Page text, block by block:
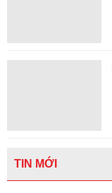
TIN MỚI